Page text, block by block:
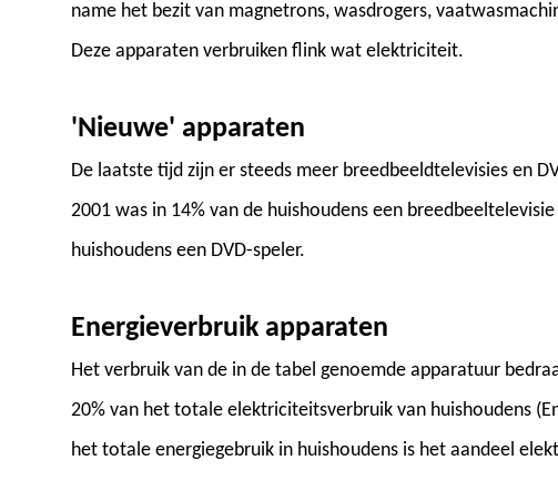
name het bezit van magnetrons, wasdrogers,
Deze apparaten verbruiken flink wat elektriciteit.
'Nieuwe' apparaten
De laatste tijd zijn er steeds meer breedbeeldtelevisies en
2001 was in 14% van de huishoudens een
huishoudens een DVD-speler.
Energieverbruik apparaten
Het verbruik van de in de tabel genoemde apparatuur
20% van het totale elektriciteitsverbruik van huishoudens
het totale energiegebruik in huishoudens is het aandeel